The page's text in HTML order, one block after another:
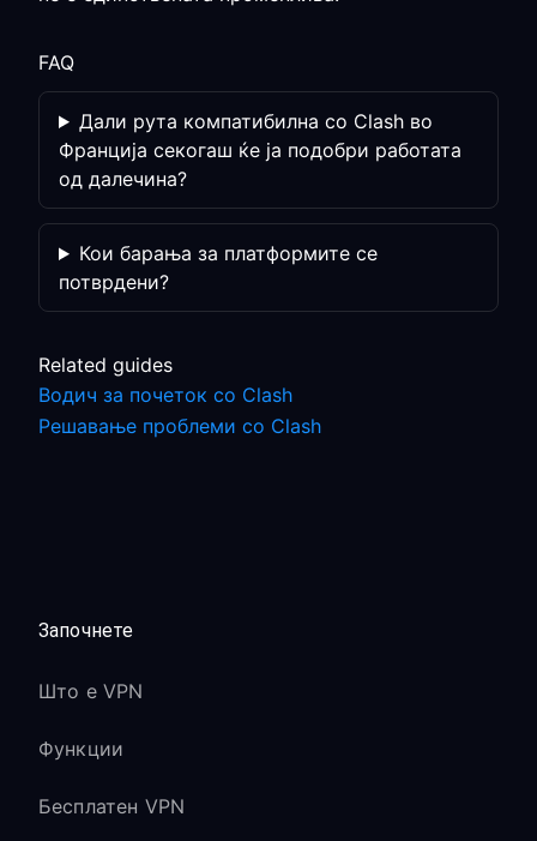
FAQ
Дали рута компатибилна со Clash во
Франција секогаш ќе ја подобри работата
од далечина?
Кои барања за платформите се
потврдени?
Related guides
Водич за почеток со Clash
Решавање проблеми со Clash
Започнете
Што е VPN
Функции
Бесплатен VPN